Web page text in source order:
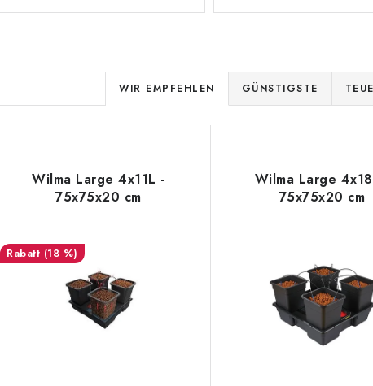
P
r
d
u
t
s
o
WIR EMPFEHLEN GÜNSTIGSTE
e
Wilma Large 4x11L -
75x75x20 cm
(18 %)
Wilma Large
75x75x20 cm